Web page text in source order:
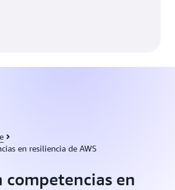
en resiliencia de AWS
competencias en